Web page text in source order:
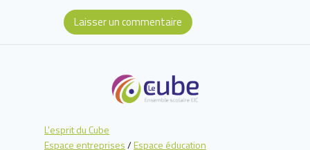
L'esprit du Cube
Espace entreprises/Espace éducation